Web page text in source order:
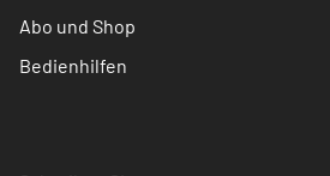
Abo und Shop
Bedienhilfen